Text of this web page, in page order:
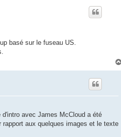
basé sur le fuseau US.
avec James McCloud a été
rapport aux quelques images et le texte